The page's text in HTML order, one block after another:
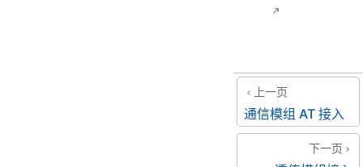
上一页
通信模组 AT 接入
下一页